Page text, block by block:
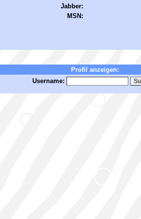
Jabber:
MSN:
Profil anzeigen:
Username: